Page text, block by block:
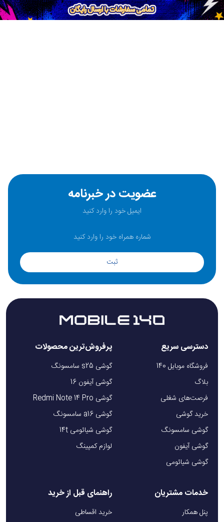
عضویت در خبرنامه
ثبت
دسترسی سریع
فروشگاه موبایل 140
بلاگ
فرصت‌های شغلی
خرید گوشی
گوشی سامسونگ
گوشی آیفون
گوشی شیائومی
پرفروش‌ترین محصولات
گوشی s25 سامسونگ
گوشی آیفون 16
گوشی Redmi Note 14 Pro
گوشی a16 سامسونگ
گوشی شیائومی 14t
لوازم کمپینگ
خدمات مشتریان
پنل همکار
راهنمای قبل از خرید
خرید اقساطی